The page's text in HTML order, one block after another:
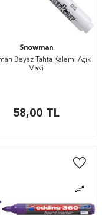
Snowman
Beyaz Tahta Kalemi Açık
Mavi
58,00TL